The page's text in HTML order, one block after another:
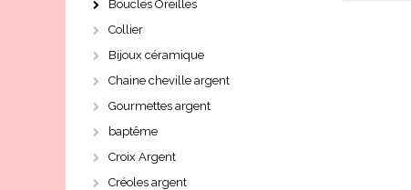
Boucles Oreilles
Collier
Bijoux céramique
Chaine cheville argent
Gourmettes argent
baptême
Croix Argent
Créoles argent